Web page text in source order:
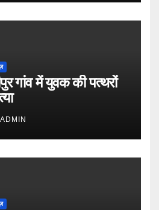
गांव में युवक की पत्थरों
ADMIN